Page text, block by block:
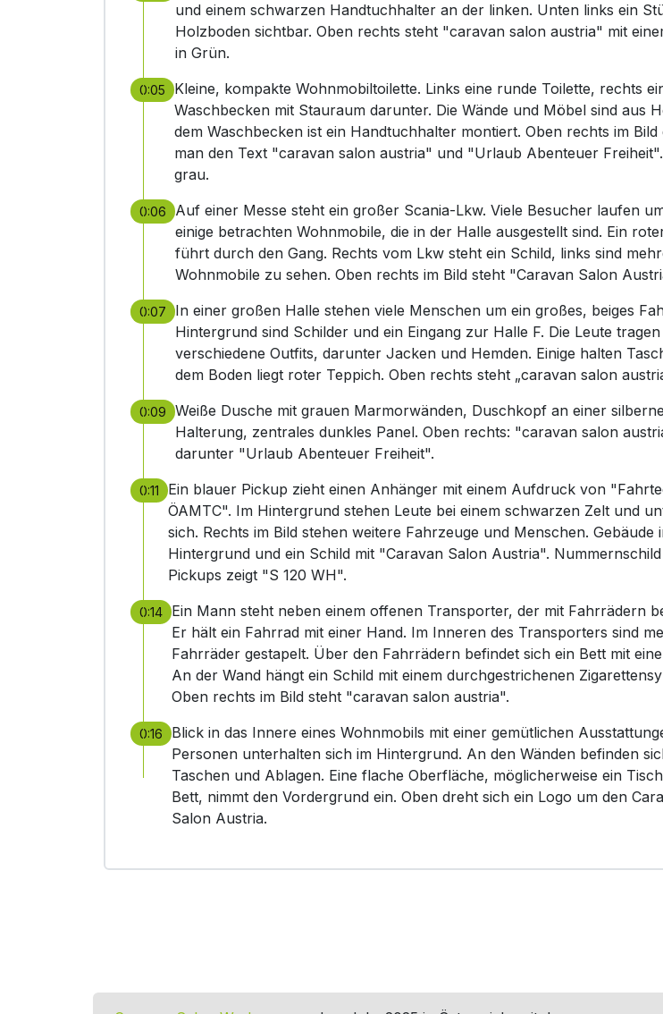
und einem schwarzen Handtuchhalter an der linken. Unten links ein
Holzboden sichtbar. Oben rechts steht "caravan salon austria" mit
in Grün.
0:05
Kleine, kompakte Wohnmobiltoilette. Links eine runde Toilette, rechts
Waschbecken mit Stauraum darunter. Die Wände und Möbel sind aus
dem Waschbecken ist ein Handtuchhalter montiert. Oben rechts im
man den Text "caravan salon austria" und "Urlaub Abenteuer
grau.
0:06
Auf einer Messe steht ein großer Scania-Lkw. Viele Besucher laufen
einige betrachten Wohnmobile, die in der Halle ausgestellt sind. Ein
führt durch den Gang. Rechts vom Lkw steht ein Schild, links sind
Wohnmobile zu sehen. Oben rechts im Bild steht "Caravan Salon
0:07
In einer großen Halle stehen viele Menschen um ein großes, beiges
Hintergrund sind Schilder und ein Eingang zur Halle F. Die Leute tragen
verschiedene Outfits, darunter Jacken und Hemden. Einige halten
dem Boden liegt roter Teppich. Oben rechts steht „caravan salon
0:09
Weiße Dusche mit grauen Marmorwänden, Duschkopf an einer
Halterung, zentrales dunkles Panel. Oben rechts: "caravan salon
darunter "Urlaub Abenteuer Freiheit".
0:11
Ein blauer Pickup zieht einen Anhänger mit einem Aufdruck von
ÖAMTC". Im Hintergrund stehen Leute bei einem schwarzen Zelt und
sich. Rechts im Bild stehen weitere Fahrzeuge und Menschen. Gebäude
Hintergrund und ein Schild mit "Caravan Salon Austria". Nummernschild
Pickups zeigt "S 120 WH".
0:14
Ein Mann steht neben einem offenen Transporter, der mit Fahrrädern
Er hält ein Fahrrad mit einer Hand. Im Inneren des Transporters sind
Fahrräder gestapelt. Über den Fahrrädern befindet sich ein Bett mit
An der Wand hängt ein Schild mit einem durchgestrichenen
Oben rechts im Bild steht "caravan salon austria".
0:16
Blick in das Innere eines Wohnmobils mit einer gemütlichen
Personen unterhalten sich im Hintergrund. An den Wänden befinden
Taschen und Ablagen. Eine flache Oberfläche, möglicherweise ein
Bett, nimmt den Vordergrund ein. Oben dreht sich ein Logo um den
Salon Austria.